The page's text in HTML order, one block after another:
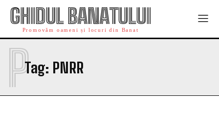
GHIDUL BANATULUI
Promovăm oameni și locuri din Banat
Tag: PNRR
P